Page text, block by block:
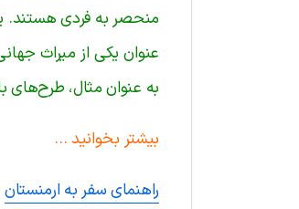
منحصر به فردی هستند.
عنوان یکی از میراث
به عنوان مثال، طرح‌های
بیشتر بخوانید …
راهنمای سفر به ارمنستان